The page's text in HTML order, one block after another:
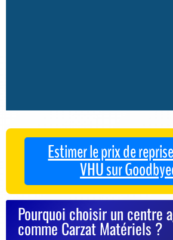
Estimer le prix de
VHU sur
Pourquoi choisir un centre
comme Carzat Matériels ?